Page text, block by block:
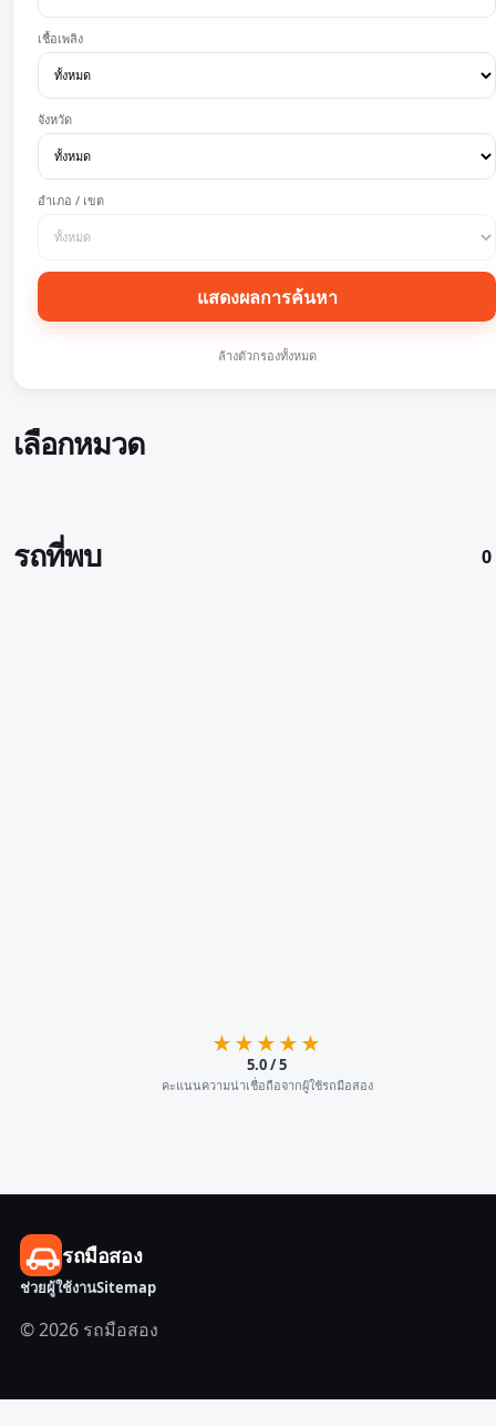
เชื้อเพลิง
จังหวัด
อำเภอ / เขต
แสดงผลการค้นหา
ล้างตัวกรองทั้งหมด
เลือกหมวด
รถที่พบ
★★★★★
5.0 / 5
คะแนนความน่าเชื่อถือจากผู้ใช้รถมือสอง
รถมือสอง
ช่วยผู้ใช้งานSitemap
© 2026 รถมือสอง